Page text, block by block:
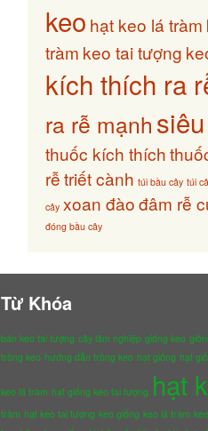
keo hạt keo lá tràm
tràm keo tai tượng
kích thích ra
ra rễ mạnh
thuốc kích thích
rễtriết cành túi bầu cây túi
cây xoan đàođâm rễ
đóng bầu cây
Từ Khóa
bán keo tai tượng cây lâm nghiệp giống keo
trồng keo hướng dẫn trồng keo hạt giống hạt
keo lá tràm hạt giống keo tai tượng hạt
tràm hạt keo tai tượng keo giống keo lá tràm